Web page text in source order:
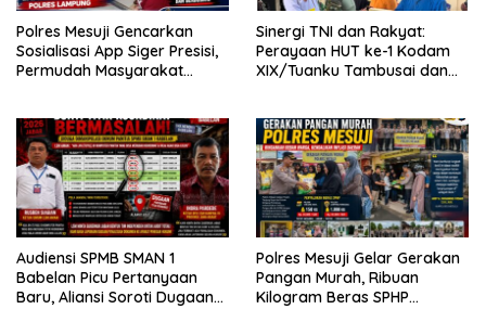
Polres Mesuji Gencarkan
Sosialisasi App Siger Presisi,
Permudah Masyarakat
Sinergi TNI dan Rakyat:
Perayaan HUT ke-1 Kodam
XIX/Tuanku Tambusai dan
Rempak
Audiensi SPMB SMAN 1
Babelan Picu Pertanyaan
Baru, Aliansi Soroti Dugaan
Polres Mesuji Gelar Gerakan
Pangan Murah, Ribuan
Kilogram Beras SPHP